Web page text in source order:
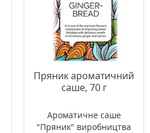
Пряник ароматичний
саше, 70 г
Ароматичне саше
"Пряник" виробництва